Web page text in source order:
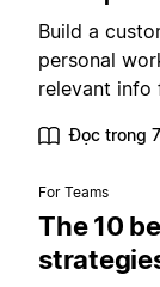
Build a
personal
relevant info
Đọc trong
For Teams
The 10